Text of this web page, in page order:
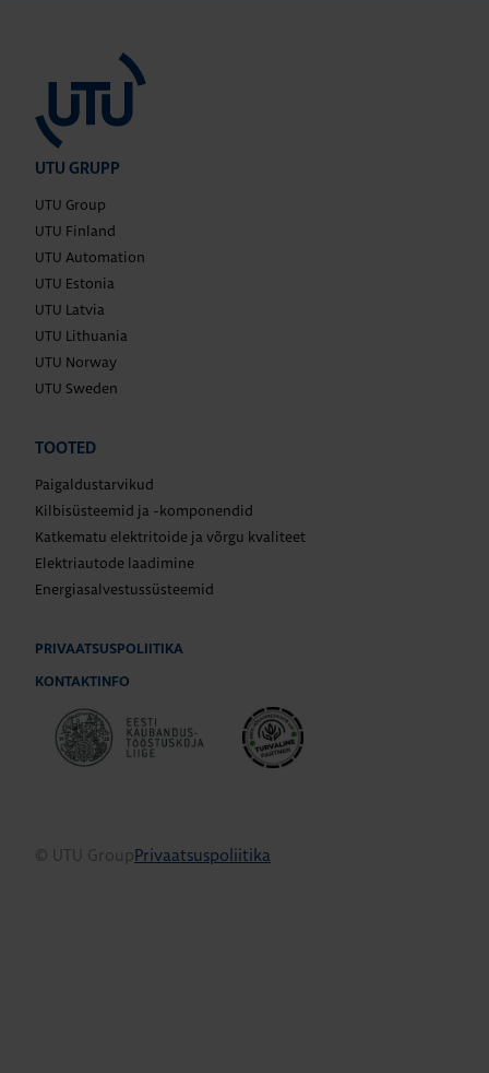
UTU GRUPP
UTU Group
UTU Finland
UTU Automation
UTU Estonia
UTU Latvia
UTU Lithuania
UTU Norway
UTU Sweden
TOOTED
Paigaldustarvikud
Kilbisüsteemid ja -komponendid
Katkematu elektritoide ja võrgu kvaliteet
Elektriautode laadimine
Energiasalvestussüsteemid
PRIVAATSUSPOLIITIKA
KONTAKTINFO
© UTU GroupPrivaatsuspoliitika